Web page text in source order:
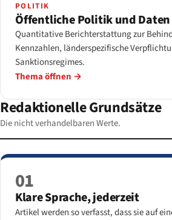
POLITIK
Öffentliche Politik und Daten
Quantitative Berichterstattung zur
Kennzahlen, länderspezifische
Sanktionsregimes.
Thema öffnen →
Redaktionelle Grundsätze
Die nicht verhandelbaren Werte.
01
Klare Sprache, jederzeit
Artikel werden so verfasst, dass sie auf